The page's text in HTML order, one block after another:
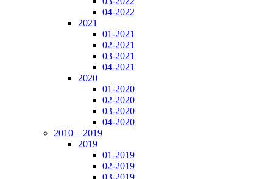
04-2022
2021
01-2021
02-2021
03-2021
04-2021
2020
01-2020
02-2020
03-2020
04-2020
2010 – 2019
2019
01-2019
02-2019
03-2019